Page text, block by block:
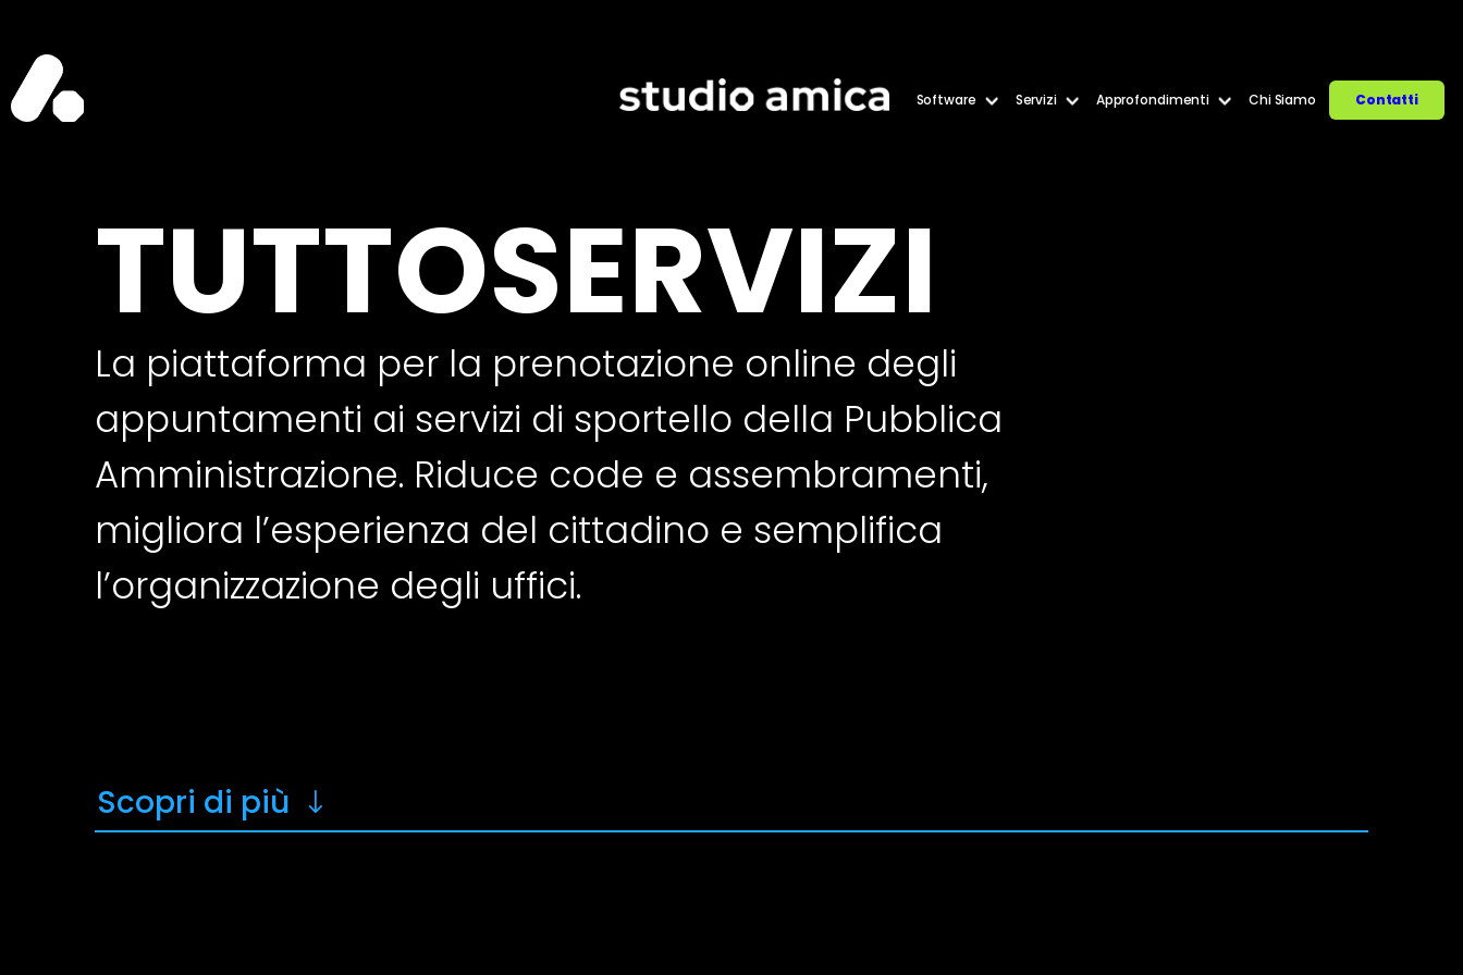
Software Servizi Approfondimenti Chi Siamo Contatti
TUTTOSERVIZI
La piattaforma per la prenotazione online degli
appuntamenti ai servizi di sportello della Pubblica
Amministrazione. Riduce code e assembramenti,
migliora l’esperienza del cittadino e semplifica
l’organizzazione degli uffici.
Scopri di più